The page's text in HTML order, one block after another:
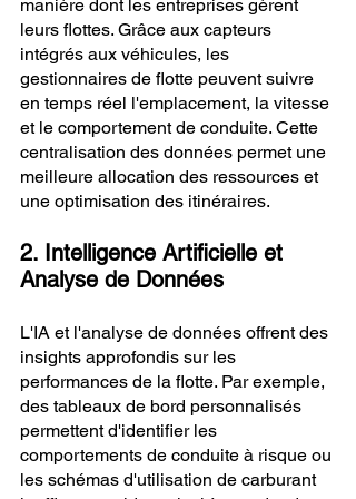
manière dont les entreprises gèrent
leurs flottes. Grâce aux capteurs
intégrés aux véhicules, les
gestionnaires de flotte peuvent suivre
en temps réel l'emplacement, la vitesse
et le comportement de conduite. Cette
centralisation des données permet une
meilleure allocation des ressources et
une optimisation des itinéraires.
2. Intelligence Artificielle et
Analyse de Données
L'IA et l'analyse de données offrent des
insights approfondis sur les
performances de la flotte. Par exemple,
des tableaux de bord personnalisés
permettent d'identifier les
comportements de conduite à risque ou
les schémas d'utilisation de carburant